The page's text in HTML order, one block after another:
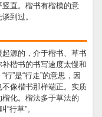
直。楷书有楷模的意
到过。
源的，介于楷书、草书
楷书的书写速度太慢和
”是“行走”的意思，因
像楷书那样端正。实质
楷化。楷法多于草法的
行草”。